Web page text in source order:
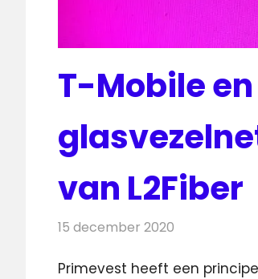
T-Mobile
van L2Fiber
15 december 2020
Primevest heeft een